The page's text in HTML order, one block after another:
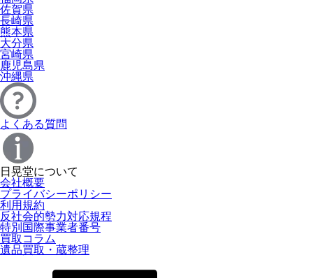
佐賀県
長崎県
熊本県
大分県
宮崎県
鹿児島県
沖縄県
よくある質問
日晃堂について
会社概要
プライバシーポリシー
利用規約
反社会的勢力対応規程
特別国際事業者番号
買取コラム
遺品買取・蔵整理